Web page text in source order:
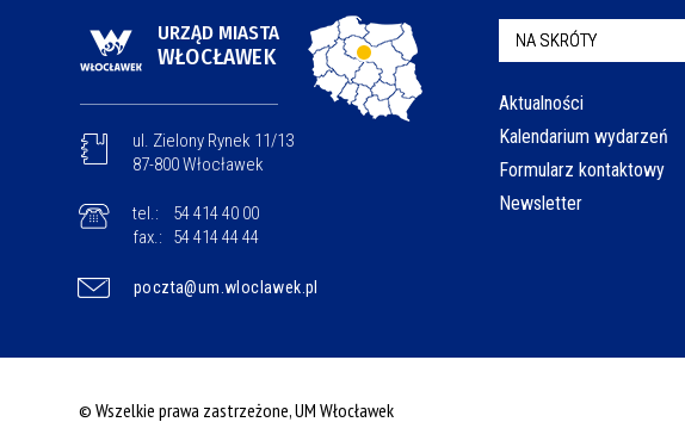
URZĄD MIASTA
WŁOCŁAWEK
ul. Zielony Rynek 11/13
87-800 Włocławek
tel.:
54 414 40 00
fax.:
54 414 44 44
poczta@um.wloclawek.pl
NA SKRÓTY
Aktualności
Kalendarium wydarzeń
Formularz kontaktowy
Newsletter
© Wszelkie prawa zastrzeżone, UM Włocławek